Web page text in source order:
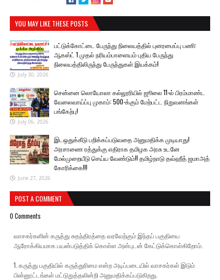
YOU MAY LIKE THESE POSTS
பட்டுக்கோட்டை பேருந்து நிலையத்தில் புனரமைப்பு பணி:
ஆகஸ்ட் 1 முதல் நரியம்பாளையம் புதிய பேருந்து
நிலையத்திலிருந்து பேருந்துகள் இயக்கம்!
July 30, 2026
சென்னை லொயோலா கல்லூரியில் ஜூலை 11-ல் பிரம்மாண்ட
வேலைவாய்ப்பு முகாம்: 500-க்கும் மேற்பட்ட நிறுவனங்கள்
பங்கேற்பு!
July 06, 2026
இடஒதுக்கீடு பறிக்கப்படுவதை அனுமதிக்க முடியாது!
அரசாணை ரத்துக்கு எதிராக தமிழக அரசு உடனே
மேல்முறையீடு செய்ய வேண்டும்!! தமிழ்நாடு தவ்ஹீத் ஜமாஅத்
கோரிக்கை!!!
June 27, 2026
POST A COMMENT
0 Comments
வாசகர்களின் கருத்து சுதந்திரத்தை வரவேற்கும் இந்தப் பகுதியை
ஆரோக்கியமாக பயன்படுத்திக் கொள்ள அன்புடன் கேட்டுக்கொள்கிறோம்.
1. கருத்து பகுதியில் கருத்துரிமை என்ற அடிப்படையில் வாசகர்கள் இடும்
பின்னூட்டங்கள் மட்டுறுத்தலின்றி அனுமதிக்கப்படுகிறது.